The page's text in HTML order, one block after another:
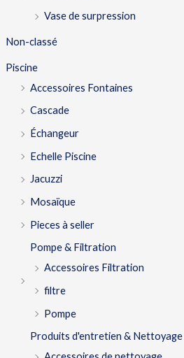
Vase de surpression
Non-classé
Piscine
Accessoires Fontaines
Cascade
Échangeur
Echelle Piscine
Jacuzzi
Mosaïque
Pieces à seller
Pompe & Filtration
Accessoires Filtration
filtre
Pompe
Produits d'entretien & Nettoyage